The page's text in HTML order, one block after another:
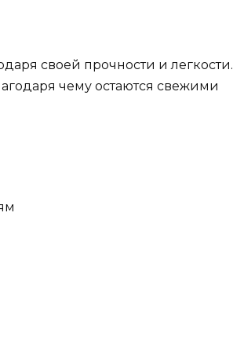
своей прочности и легкости.
чему остаются свежими